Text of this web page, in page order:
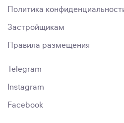
Политика
Застройщикам
Правила размещения
Telegram
Instagram
Facebook